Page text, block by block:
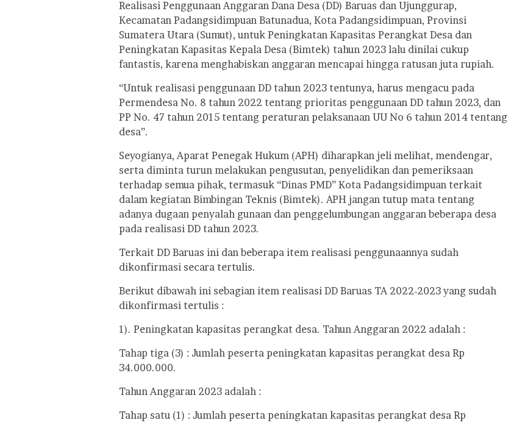
Realisasi Penggunaan Anggaran Dana Desa (DD) Baruas dan Ujunggurap,
Kecamatan Padangsidimpuan Batunadua, Kota Padangsidimpuan, Provinsi
Sumatera Utara (Sumut), untuk Peningkatan Kapasitas Perangkat Desa dan
Peningkatan Kapasitas Kepala Desa (Bimtek) tahun 2023 lalu dinilai cukup
fantastis, karena menghabiskan anggaran mencapai hingga ratusan juta rupiah.
“Untuk realisasi penggunaan DD tahun 2023 tentunya, harus mengacu pada
Permendesa No. 8 tahun 2022 tentang prioritas penggunaan DD tahun 2023, dan
PP No. 47 tahun 2015 tentang peraturan pelaksanaan UU No 6 tahun 2014 tentang
desa”.
Seyogianya, Aparat Penegak Hukum (APH) diharapkan jeli melihat, mendengar,
serta diminta turun melakukan pengusutan, penyelidikan dan pemeriksaan
terhadap semua pihak, termasuk “Dinas PMD” Kota Padangsidimpuan terkait
dalam kegiatan Bimbingan Teknis (Bimtek). APH jangan tutup mata tentang
adanya dugaan penyalah gunaan dan penggelumbungan anggaran beberapa desa
pada realisasi DD tahun 2023.
Terkait DD Baruas ini dan beberapa item realisasi penggunaannya sudah
dikonfirmasi secara tertulis.
Berikut dibawah ini sebagian item realisasi DD Baruas TA 2022-2023 yang sudah
dikonfirmasi tertulis :
1). Peningkatan kapasitas perangkat desa. Tahun Anggaran 2022 adalah :
Tahap tiga (3) : Jumlah peserta peningkatan kapasitas perangkat desa Rp
34.000.000.
Tahun Anggaran 2023 adalah :
Tahap satu (1) : Jumlah peserta peningkatan kapasitas perangkat desa Rp